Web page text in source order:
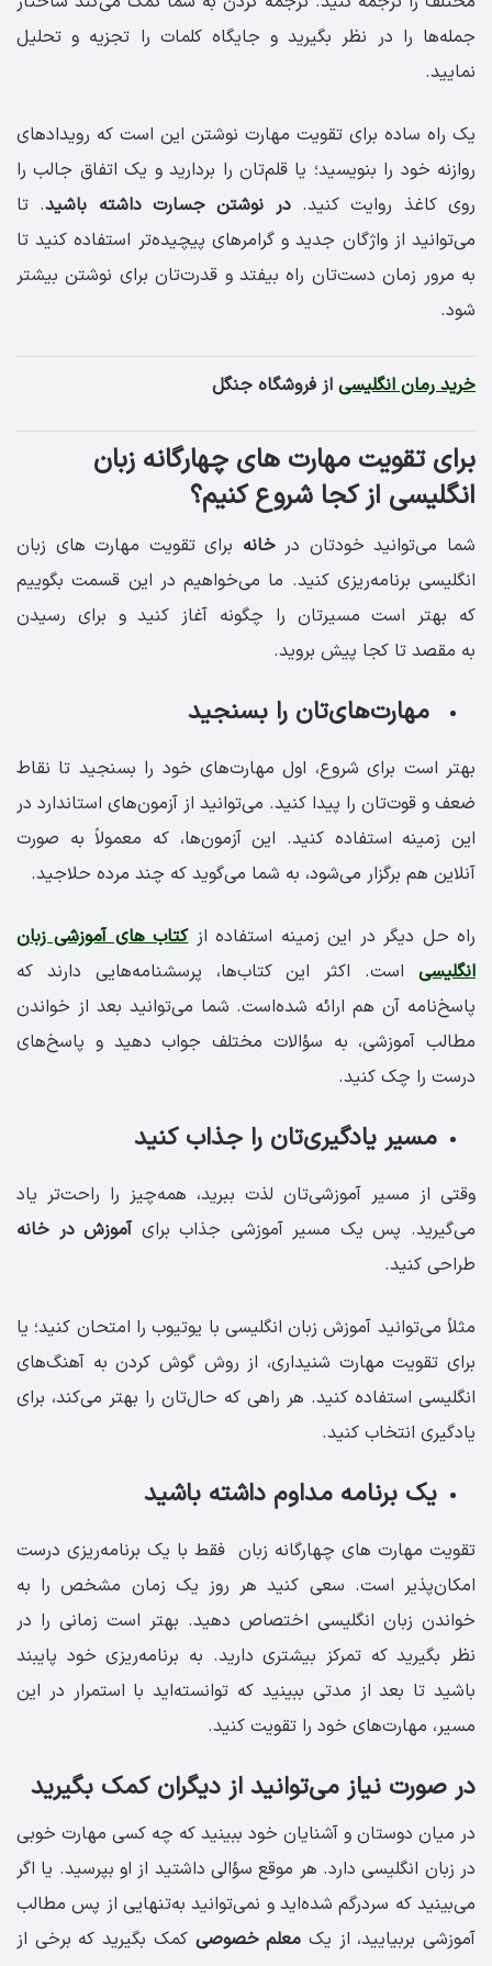
جمله‌ها را در نظر بگیرید و جایگاه کلمات را تجزیه و تحلیل
نمایید.
یک راه ساده برای تقویت مهارت نوشتن این است که رویدادهای
روازنه خود را بنویسید؛ یا قلم‌تان را بردارید و یک اتفاق جالب را
روی کاغذ روایت کنید.در نوشتن جسارت داشته باشید. تا
می‌توانید از واژگان جدید و گرامرهای پیچیده‌تر استفاده کنید تا
به مرور زمان دست‌تان راه بیفتد و قدرت‌تان برای نوشتن بیشتر
شود.
خرید رمان انگلیسی از فروشگاه جنگل
برای تقویت مهارت های چهارگانه زبان
انگلیسی از کجا شروع کنیم؟
شما می‌توانید خودتان درخانه برای تقویت مهارت های زبان
انگلیسی برنامه‌ریزی کنید. ما می‌خواهیم در این قسمت بگوییم
که بهتر است مسیرتان را چگونه آغاز کنید و برای رسیدن
به مقصد تا کجا پیش بروید.
مهارت‌های‌تان را بسنجید
بهتر است برای شروع، اول مهارت‌های خود را بسنجید تا نقاط
ضعف و قوت‌تان را پیدا کنید. می‌توانید از آزمون‌های استاندارد در
این زمینه استفاده کنید. این آزمون‌ها، که معمولاً به صورت
آنلاین هم برگزار می‌شود، به شما می‌گوید که چند مرده حلاجید.
راه حل دیگر در این زمینه استفاده ازکتاب های آموزشی زبان
انگلیسی است. اکثر این کتاب‌ها، پرسشنامه‌هایی دارند که
پاسخ‌نامه آن هم ارائه شده‌است. شما می‌توانید بعد از خواندن
مطالب آموزشی، به سؤالات مختلف جواب دهید و پاسخ‌های
درست را چک کنید.
مسیر یادگیری‌تان را جذاب کنید
وقتی از مسیر آموزشی‌تان لذت ببرید، همه‌چیز را راحت‌تر یاد
می‌گیرید. پس یک مسیر آموزشی جذاب برایآموزش در خانه
طراحی کنید.
مثلاً می‌توانید آموزش زبان انگلیسی با یوتیوب را امتحان کنید؛ یا
برای تقویت مهارت شنیداری، از روش گوش کردن به آهنگ‌های
انگلیسی استفاده کنید. هر راهی که حال‌تان را بهتر می‌کند، برای
یادگیری انتخاب کنید.
یک برنامه مداوم داشته باشید
تقویت مهارت های چهارگانه زبان فقط با یک برنامه‌ریزی درست
امکان‌پذیر است. سعی کنید هر روز یک زمان مشخص را به
خواندن زبان انگلیسی اختصاص دهید. بهتر است زمانی را در
نظر بگیرید که تمرکز بیشتری دارید. به برنامه‌ریزی خود پایبند
باشید تا بعد از مدتی ببینید که توانسته‌اید با استمرار در این
مسیر، مهارت‌های خود را تقویت کنید.
در صورت نیاز می‌توانید از دیگران کمک بگیرید
در میان دوستان و آشنایان خود ببینید که چه کسی مهارت خوبی
در زبان انگلیسی دارد. هر موقع سؤالی داشتید از او بپرسید. یا اگر
می‌بینید که سردرگم شده‌اید و نمی‌توانید به‌تنهایی از پس مطالب
آموزشی بربیایید، از یک معلم خصوصی کمک بگیرید که برخی از